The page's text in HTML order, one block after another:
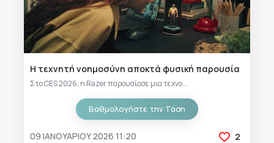
Η τεχνητή νοημοσύνη αποκτά φυσική παρουσία
Στο CES 2026, η Razer παρουσίασε μια τεχνο...
Βαθμολογήστε την Τάση
09 ΙΑΝΟΥΑΡΊΟΥ 2026 11:20 2